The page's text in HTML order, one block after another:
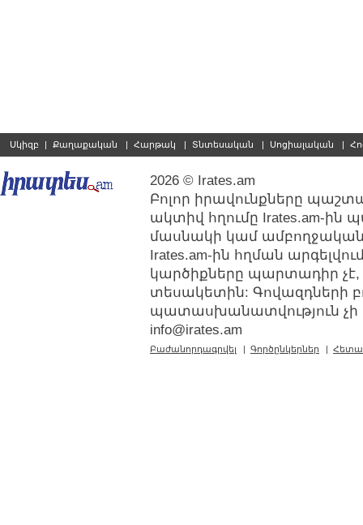
Սկիզբ | Քաղաքական | Հարթակ | Տնտեսական | Սոցիալական |
2026 © Irates.am
Բոլոր իրավունքները
ակտիվ հղումը Irates.am-ին
մասնակի կամ
Irates.am-ին հղման
կարծիքները պարտադիր չէ,
տեսակետին: Գովազդների
պատասխանատվություն չի
info@irates.am
Բաժանորդագրվել | Գործընկերներ |